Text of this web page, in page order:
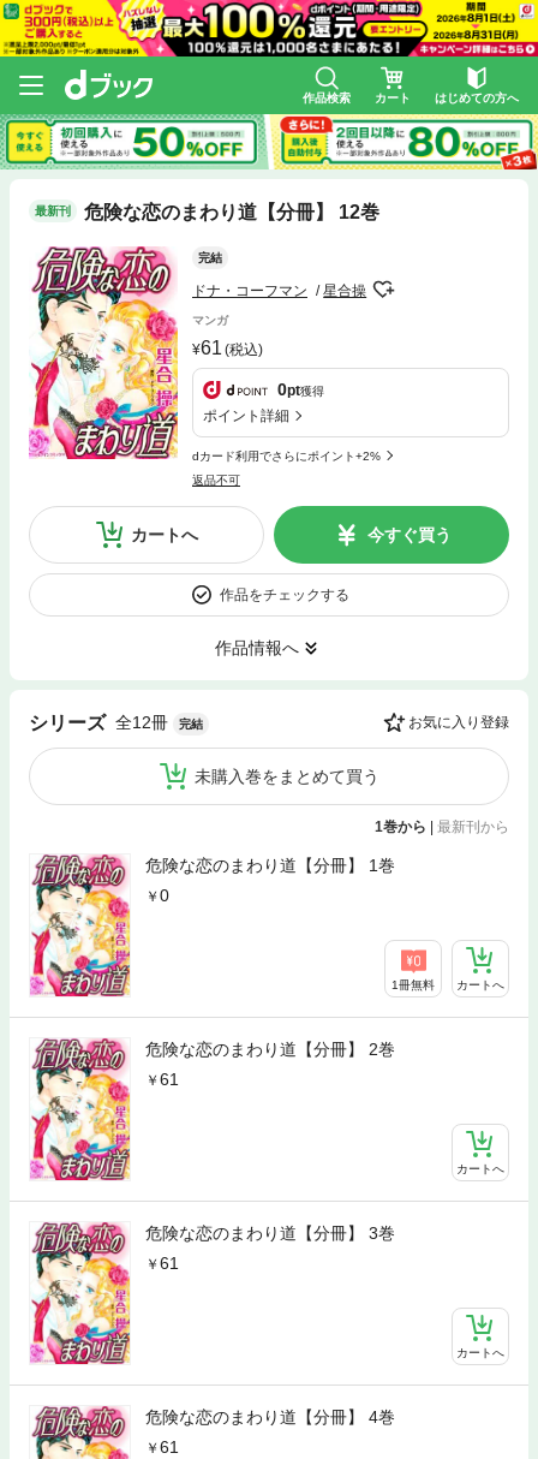
作品検索 カート はじめての方へ
最新刊 危険な恋のまわり道【分冊】 12巻
完結
ドナ・コーフマン 星合操
マンガ
61 (税込)
0pt獲得
ポイント詳細
dカード利用でさらにポイント+2%
返品不可
カートへ 今すぐ買う
作品をチェックする
作品情報へ
シリーズ 全12冊 完結 お気に入り登録
未購入巻をまとめて買う
1巻から 最新刊から
危険な恋のまわり道【分冊】 1巻
0
1冊無料 カートへ
危険な恋のまわり道【分冊】 2巻
61
カートへ
危険な恋のまわり道【分冊】 3巻
61
カートへ
危険な恋のまわり道【分冊】 4巻
61